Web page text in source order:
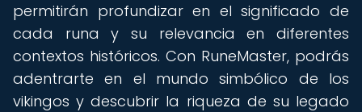
permitirán profundizar en el significado de
cada runa y su relevancia en diferentes
contextos históricos. Con RuneMaster, podrás
adentrarte en el mundo simbólico de los
vikingos y descubrir la riqueza de su legado